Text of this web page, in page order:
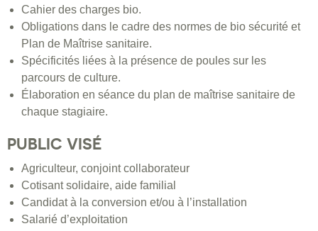
Cahier des charges bio.
Obligations dans le cadre des normes de bio sécurité et
Plan de Maîtrise sanitaire.
Spécificités liées à la présence de poules sur les
parcours de culture.
Élaboration en séance du plan de maîtrise sanitaire de
chaque stagiaire.
PUBLIC VISÉ
Agriculteur, conjoint collaborateur
Cotisant solidaire, aide familial
Candidat à la conversion et/ou à l’installation
Salarié d’exploitation